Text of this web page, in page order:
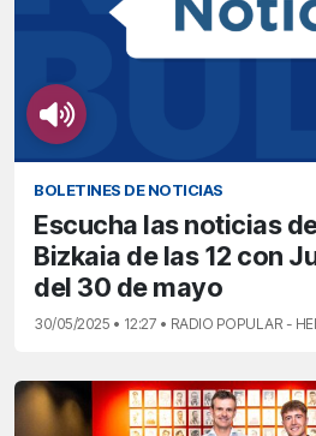
BOLETINES DE NOTICIAS
Escucha las noticias
Bizkaia de las 12 con
del 30 de mayo
30/05/2025 • 12:27 • RADIO POPULAR -